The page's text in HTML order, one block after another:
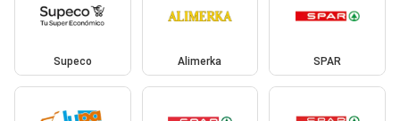
Supeco Alimerka SPAR